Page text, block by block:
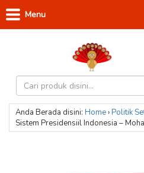
Menu
Anda Berada disini: Home›Politik
Sistem Presidensiil Indonesia –